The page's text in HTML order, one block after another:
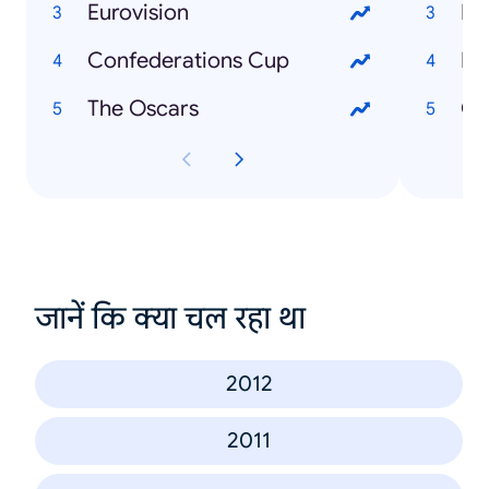
Eurovision
Confederations Cup
The Oscars
जानें कि क्या चल रहा था
2012
2011